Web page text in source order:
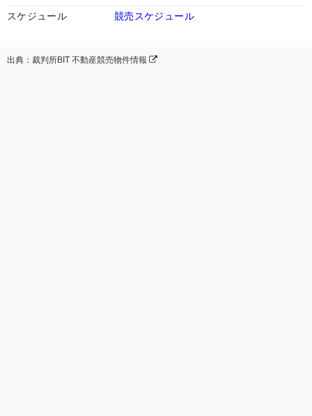
スケジュール
競売スケジュール
出典：裁判所BIT 不動産競売物件情報